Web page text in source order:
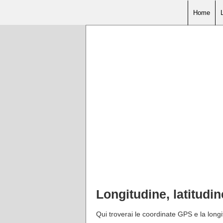
Home
Longitudine,
Qui troverai le coordinate GPS e la